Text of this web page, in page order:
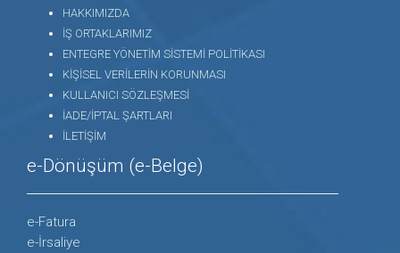
HAKKIMIZDA
İŞ ORTAKLARIMIZ
ENTEGRE YÖNETİM SİSTEMİ POLİTİKASI
KİŞİSEL VERİLERİN KORUNMASI
KULLANICI SÖZLEŞMESİ
İADE/İPTAL ŞARTLARI
İLETİŞİM
e-Dönüşüm (e-Belge)
e-Fatura
e-İrsaliye